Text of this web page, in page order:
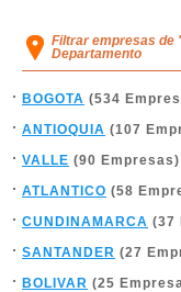
Filtrar empresas de
Departamento
BOGOTA (534
ANTIOQUIA (107
VALLE (90 Empresas)
ATLANTICO (58
CUNDINAMARCA (37
SANTANDER (27
BOLIVAR (25